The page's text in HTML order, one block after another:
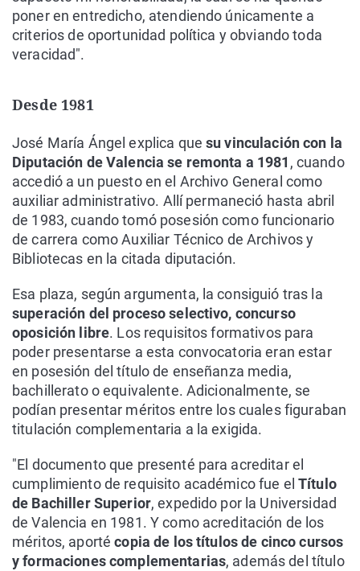
poner en entredicho, atendiendo únicamente a
criterios de oportunidad política y obviando toda
veracidad".
Desde 1981
José María Ángel explica que su vinculación con la
Diputación de Valencia se remonta a 1981 , cuando
accedió a un puesto en el Archivo General como
auxiliar administrativo. Allí permaneció hasta abril
de 1983, cuando tomó posesión como funcionario
de carrera como Auxiliar Técnico de Archivos y
Bibliotecas en la citada diputación.
Esa plaza, según argumenta, la consiguió tras la
superación del proceso selectivo, concurso
oposición libre. Los requisitos formativos para
poder presentarse a esta convocatoria eran estar
en posesión del título de enseñanza media,
bachillerato o equivalente. Adicionalmente, se
podían presentar méritos entre los cuales figuraban
titulación complementaria a la exigida.
"El documento que presenté para acreditar el
cumplimiento de requisito académico fue elTítulo
de Bachiller Superior, expedido por la Universidad
de Valencia en 1981. Y como acreditación de los
méritos, aportécopia de los títulos de cinco cursos
y formaciones complementarias, además del título